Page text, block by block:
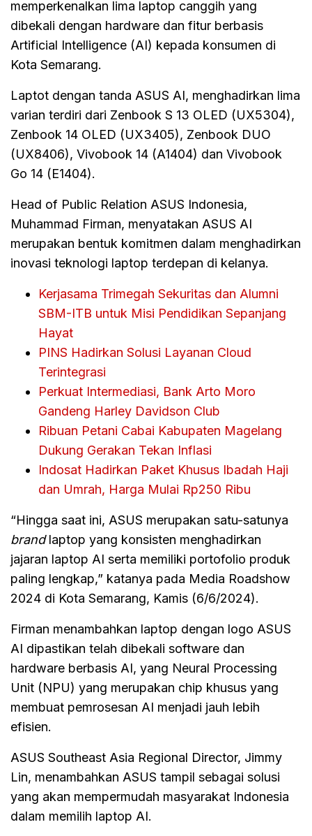
memperkenalkan lima laptop canggih yang
dibekali dengan hardware dan fitur berbasis
Artificial Intelligence (AI) kepada konsumen di
Kota Semarang.
Laptot dengan tanda ASUS AI, menghadirkan lima
varian terdiri dari Zenbook S 13 OLED (UX5304),
Zenbook 14 OLED (UX3405), Zenbook DUO
(UX8406), Vivobook 14 (A1404) dan Vivobook
Go 14 (E1404).
Head of Public Relation ASUS Indonesia,
Muhammad Firman, menyatakan ASUS AI
merupakan bentuk komitmen dalam menghadirkan
inovasi teknologi laptop terdepan di kelanya.
Kerjasama Trimegah Sekuritas dan Alumni
SBM-ITB untuk Misi Pendidikan Sepanjang
Hayat
PINS Hadirkan Solusi Layanan Cloud
Terintegrasi
Perkuat Intermediasi, Bank Arto Moro
Gandeng Harley Davidson Club
Ribuan Petani Cabai Kabupaten Magelang
Dukung Gerakan Tekan Inflasi
Indosat Hadirkan Paket Khusus Ibadah Haji
dan Umrah, Harga Mulai Rp250 Ribu
“Hingga saat ini, ASUS merupakan satu-satunya
brandlaptop yang konsisten menghadirkan
jajaran laptop AI serta memiliki portofolio produk
paling lengkap,” katanya pada Media Roadshow
2024 di Kota Semarang, Kamis (6/6/2024).
Firman menambahkan laptop dengan logo ASUS
AI dipastikan telah dibekali software dan
hardware berbasis AI, yang Neural Processing
Unit (NPU) yang merupakan chip khusus yang
membuat pemrosesan AI menjadi jauh lebih
efisien.
ASUS Southeast Asia Regional Director, Jimmy
Lin, menambahkan ASUS tampil sebagai solusi
yang akan mempermudah masyarakat Indonesia
dalam memilih laptop AI.